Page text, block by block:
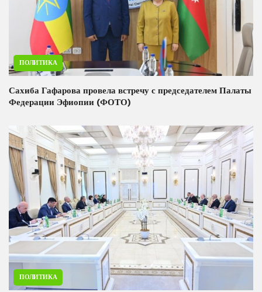
ПОЛИТИКА
Сахиба Гафарова провела встречу с председателем Палаты
Федерации Эфиопии (ФОТО)
ПОЛИТИКА